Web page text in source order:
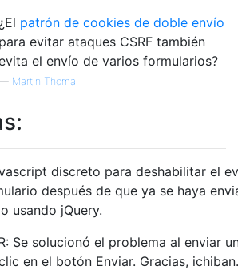
¿El patrón de cookies de doble envío
para evitar ataques CSRF también
el envío de varios formularios?
Martin Thoma
discreto para deshabilitar el
después de que ya se haya
usando jQuery.
Se solucionó el problema al enviar
en el botón Enviar. Gracias, ichiban.